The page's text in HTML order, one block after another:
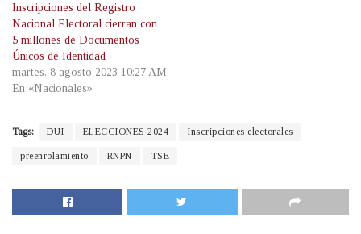
Inscripciones del Registro
Nacional Electoral cierran con
5 millones de Documentos
Únicos de Identidad
martes, 8 agosto 2023 10:27 AM
En «Nacionales»
Tags: DUI ELECCIONES 2024 Inscripciones electorales
preenrolamiento RNPN TSE